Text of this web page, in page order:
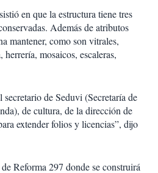
en que la estructura tiene tres
Además de atributos
mantener, como son vitrales,
herrería, mosaicos, escaleras,
de Seduvi (Secretaría de
de cultura, de la dirección de
extender folios y licencias”, dijo
Reforma 297 donde se construirá